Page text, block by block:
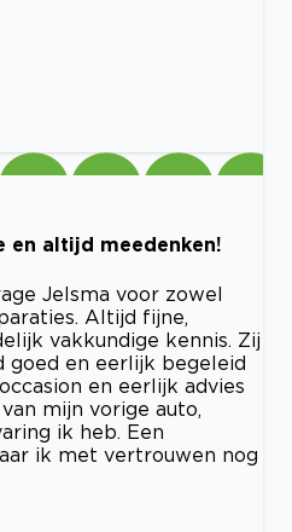
en altijd meedenken!
Jelsma voor zowel
Altijd fijne,
vakkundige kennis. Zij
en eerlijk begeleid
en eerlijk advies
mijn vorige auto,
ik heb. Een
ik met vertrouwen nog